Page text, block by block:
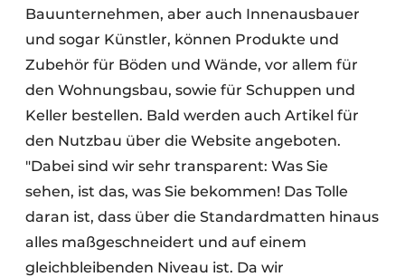
Bauunternehmen, aber auch Innenausbauer
und sogar Künstler, können Produkte und
Zubehör für Böden und Wände, vor allem für
den Wohnungsbau, sowie für Schuppen und
Keller bestellen. Bald werden auch Artikel für
den Nutzbau über die Website angeboten.
"Dabei sind wir sehr transparent: Was Sie
sehen, ist das, was Sie bekommen! Das Tolle
daran ist, dass über die Standardmatten hinaus
alles maßgeschneidert und auf einem
gleichbleibenden Niveau ist. Da wir